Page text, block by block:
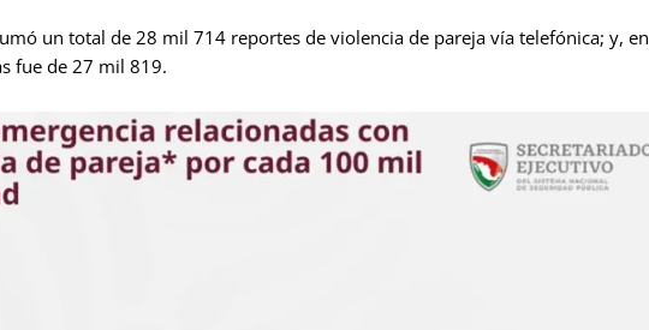
un total de 28 mil 714 reportes de violencia de pareja vía telefónica; y, en
fue de 27 mil 819.